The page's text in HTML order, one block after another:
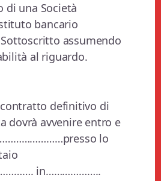
di una Società
bancario
assumendo
al riguardo.
definitivo di
dovrà avvenire entro e
lo
in………………..